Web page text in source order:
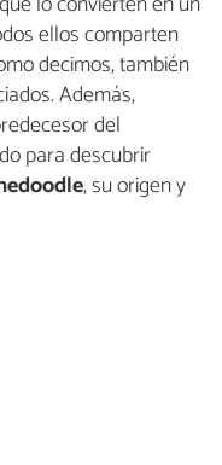
ellos comparten
decimos, también
Además,
del
para descubrir
, su origen y